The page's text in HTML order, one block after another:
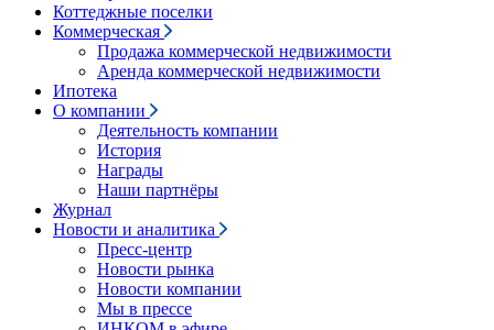
Коттеджные поселки
Коммерческая
Продажа коммерческой недвижимости
Аренда коммерческой недвижимости
Ипотека
О компании
Деятельность компании
История
Награды
Наши партнёры
Журнал
Новости и аналитика
Пресс-центр
Новости рынка
Новости компании
Мы в прессе